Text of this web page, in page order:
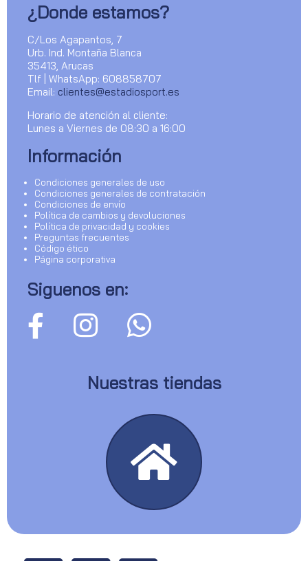
¿Donde estamos?
C/Los Agapantos, 7
Urb. Ind. Montaña Blanca
35413, Arucas
Tlf | WhatsApp: 608858707
Email: clientes@estadiosport.es
Horario de atención al cliente:
Lunes a Viernes de 08:30 a 16:00
Información
Condiciones generales de uso
Condiciones generales de contratación
Condiciones de envío
Política de cambios y devoluciones
Política de privacidad y cookies
Preguntas frecuentes
Código ético
Página corporativa
Siguenos en:
Nuestras tiendas